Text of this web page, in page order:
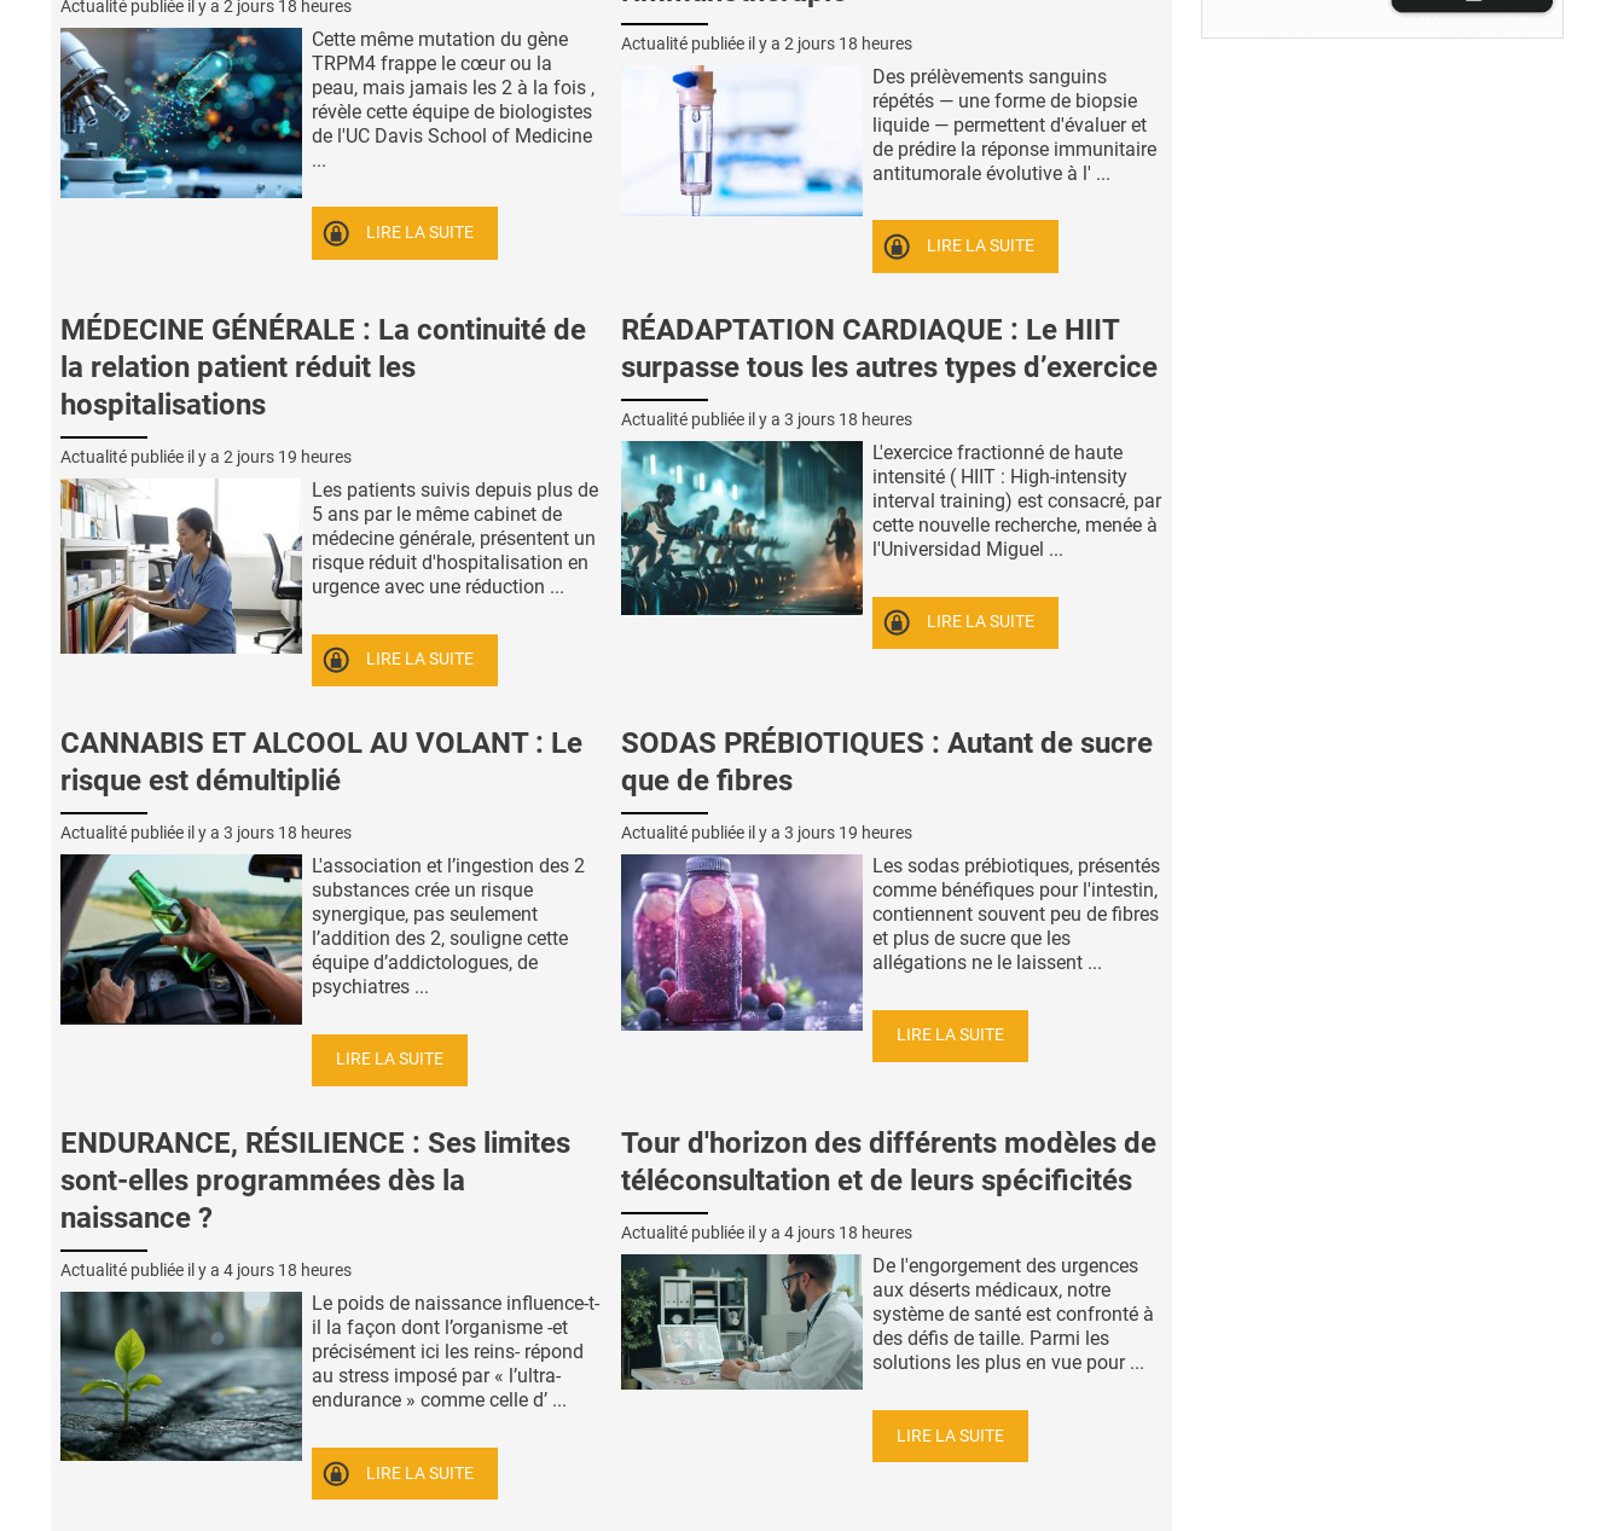
Actualité publiée il y a 2 jours 18 heures
Cette même mutation du gène
TRPM4 frappe le cœur ou la
peau, mais jamais les 2 à la fois ,
révèle cette équipe de biologistes
de l'UC Davis School of Medicine
...
LIRE LA SUITE
Actualité publiée il y a 2 jours 18 heures
Des prélèvements sanguins
répétés — une forme de biopsie
liquide — permettent d'évaluer et
de prédire la réponse immunitaire
antitumorale évolutive à l' ...
LIRE LA SUITE
MÉDECINE GÉNÉRALE : La continuité de
la relation patient réduit les
hospitalisations
Actualité publiée il y a 2 jours 19 heures
Les patients suivis depuis plus de
5 ans par le même cabinet de
médecine générale, présentent un
risque réduit d'hospitalisation en
urgence avec une réduction ...
LIRE LA SUITE
RÉADAPTATION CARDIAQUE : Le HIIT
surpasse tous les autres types d’exercice
Actualité publiée il y a 3 jours 18 heures
L'exercice fractionné de haute
intensité ( HIIT : High-intensity
interval training) est consacré, par
cette nouvelle recherche, menée à
l'Universidad Miguel ...
LIRE LA SUITE
CANNABIS ET ALCOOL AU VOLANT : Le
risque est démultiplié
Actualité publiée il y a 3 jours 18 heures
L'association et l’ingestion des 2
substances crée un risque
synergique, pas seulement
l’addition des 2, souligne cette
équipe d’addictologues, de
psychiatres ...
LIRE LA SUITE
SODAS PRÉBIOTIQUES : Autant de sucre
que de fibres
Actualité publiée il y a 3 jours 19 heures
Les sodas prébiotiques, présentés
comme bénéfiques pour l'intestin,
contiennent souvent peu de fibres
et plus de sucre que les
allégations ne le laissent ...
LIRE LA SUITE
ENDURANCE, RÉSILIENCE : Ses limites
sont-elles programmées dès la
naissance ?
Actualité publiée il y a 4 jours 18 heures
Le poids de naissance influence-t-
il la façon dont l’organisme -et
précisément ici les reins- répond
au stress imposé par « l’ultra-
endurance » comme celle d’ ...
LIRE LA SUITE
Tour d'horizon des différents modèles de
téléconsultation et de leurs spécificités
Actualité publiée il y a 4 jours 18 heures
De l'engorgement des urgences
aux déserts médicaux, notre
système de santé est confronté à
des défis de taille. Parmi les
solutions les plus en vue pour ...
LIRE LA SUITE